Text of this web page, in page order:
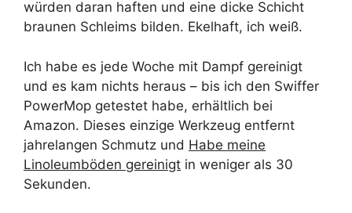
würden daran haften und eine dicke Schicht
braunen Schleims bilden. Ekelhaft, ich weiß.
Ich habe es jede Woche mit Dampf gereinigt
und es kam nichts heraus – bis ich den Swiffer
PowerMop getestet habe, erhältlich bei
Amazon. Dieses einzige Werkzeug entfernt
jahrelangen Schmutz und Habe meine
Linoleumböden gereinigt in weniger als 30
Sekunden.